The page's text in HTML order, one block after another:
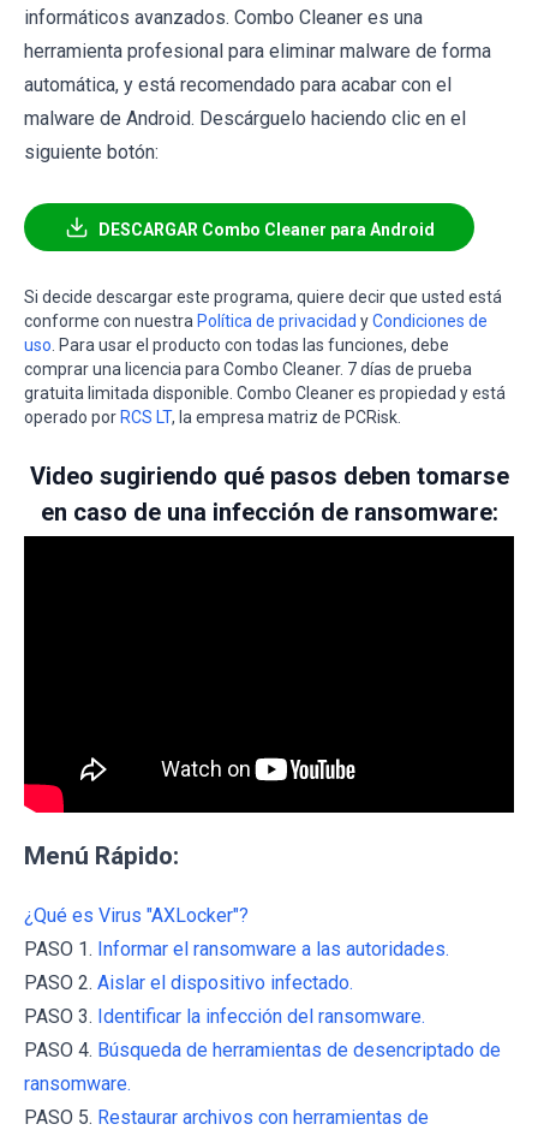
informáticos avanzados. Combo Cleaner es una
herramienta profesional para eliminar malware de forma
automática, y está recomendado para acabar con el
malware de Android. Descárguelo haciendo clic en el
siguiente botón:
DESCARGAR Combo Cleaner para Android
Si decide descargar este programa, quiere decir que usted está
conforme con nuestra Política de privacidad yCondiciones de
uso . Para usar el producto con todas las funciones, debe
comprar una licencia para Combo Cleaner. 7 días de prueba
gratuita limitada disponible. Combo Cleaner es propiedad y está
operado por RCS LT, la empresa matriz de PCRisk.
Video sugiriendo qué pasos deben tomarse
en caso de una infección de ransomware:
Menú Rápido:
¿Qué es Virus "AXLocker"?
PASO 1. Informar el ransomware a las autoridades.
PASO 2. Aislar el dispositivo infectado.
PASO 3. Identificar la infección del ransomware.
PASO 4. Búsqueda de herramientas de desencriptado de
ransomware.
PASO 5. Restaurar archivos con herramientas de